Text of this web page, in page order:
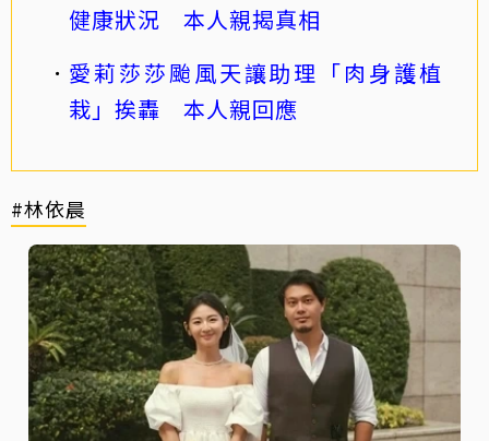
健康狀況 本人親揭真相
愛莉莎莎颱風天讓助理「肉身護植
栽」挨轟 本人親回應
#林依晨